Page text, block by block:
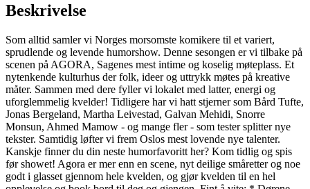
Beskrivelse
Som alltid samler vi Norges morsomste komikere til et variert,
sprudlende og levende humorshow. Denne sesongen er vi tilbake på
scenen på AGORA, Sagenes mest intime og koselig møteplass. Et
nytenkende kulturhus der folk, ideer og uttrykk møtes på kreative
måter. Sammen med dere fyller vi lokalet med latter, energi og
uforglemmelig kvelder! Tidligere har vi hatt stjerner som Bård Tufte,
Jonas Bergeland, Martha Leivestad, Galvan Mehidi, Snorre
Monsun, Ahmed Mamow - og mange fler - som tester splitter nye
tekster. Samtidig løfter vi frem Oslos mest lovende nye talenter.
Kanskje finner du din neste humorfavoritt her? Kom tidlig og spis
før showet! Agora er mer enn en scene, nyt deilige småretter og noe
godt i glasset gjennom hele kvelden, og gjør kvelden til en hel